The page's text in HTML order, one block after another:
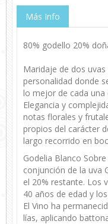
Más Info
80% godello 20%
Maridaje de dos
personalidad donde
lo mejor de cada una
Elegancia y
notas florales y
propios del carácter
largo recorrido en
Godelia Blanco
conjunción de la uva
el 20% restante. Los
40 años de edad y
El Vino ha
lías, aplicando